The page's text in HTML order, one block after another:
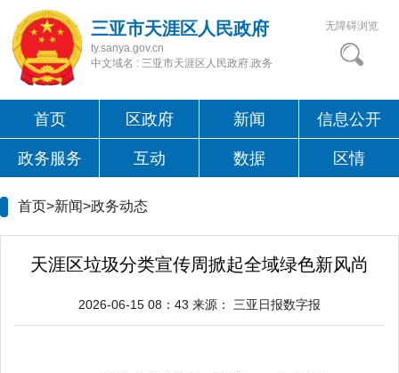
三亚市天涯区人民政府
ty.sanya.gov.cn
中文域名 : 三亚市天涯区人民政府.政务
无障碍浏览
首页 区政府 新闻 信息公开
政务服务 互动 数据 区情
首页>新闻>政务动态
天涯区垃圾分类宣传周掀起全域绿色新风尚
2026-06-15 08：43 来源： 三亚日报数字报